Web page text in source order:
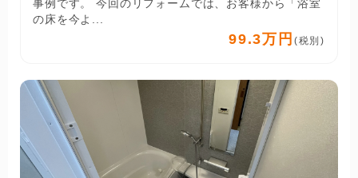
事例です。 今回のリフォームでは、お客様から「浴室
の床を今よ...
99.3万円 (税別)